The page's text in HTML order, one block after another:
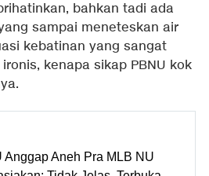
bahkan tadi ada
sampai meneteskan air
kebatinan yang sangat
kenapa sikap PBNU kok
Anggap Aneh Pra MLB NU